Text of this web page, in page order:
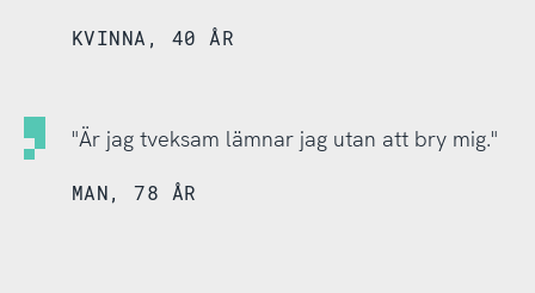
KVINNA, 40 ÅR
"Är jag tveksam lämnar jag utan att bry mig."
MAN, 78 ÅR